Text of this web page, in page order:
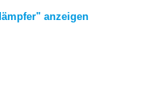
anzeigen